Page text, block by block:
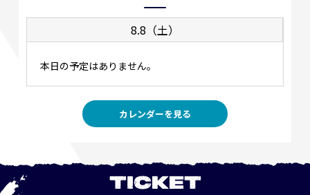
8.8（土）
本日の予定はありません。
カレンダーを見る
TICKET